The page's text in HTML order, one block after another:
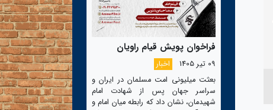
فراخوان پویش قیام راویان
09 تیر 1405
اخبار
بعثت میلیونی امت مسلمان در ایران و
سراسر جهان پس از شهادت امام
شهیدمان، نشان داد که رابطه میان امام و